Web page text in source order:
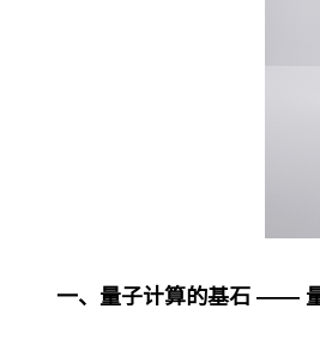
一、量子计算的基石 ——